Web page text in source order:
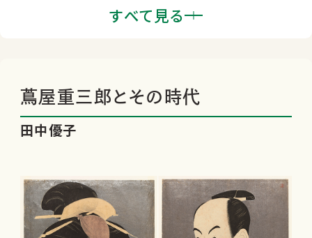
阿津川辰海と『バーニング・ダンサー』
版元のお仕事 ／桑山童奈
すべて見る
蔦屋重三郎とその時代
田中優子